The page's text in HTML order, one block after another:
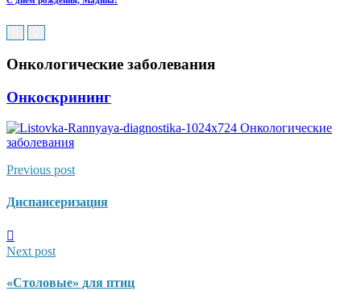
Онкологические заболевания
Онкоскрининг
Previous post
Диспансеризация
Next post
«Столовые» для птиц